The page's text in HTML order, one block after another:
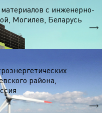
с инженерно-
Могилев, Беларусь
района,